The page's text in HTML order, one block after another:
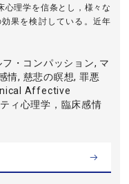
心理学を信条とし，様々な
果を検討している。近年
・コンパッション, マ
情, 慈悲の瞑想, 罪悪
Affective
ィ心理学，臨床感情